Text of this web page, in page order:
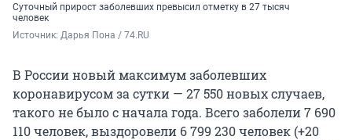
Суточный прирост заболевших превысил отметку в 27 тысяч
человек
Источник: Дарья Пона / 74.RU
В России новый максимум заболевших
коронавирусом за сутки — 27 550 новых случаев,
такого не было с начала года. Всего заболели 7 690
110 человек, выздоровели 6 799 230 человек (+20